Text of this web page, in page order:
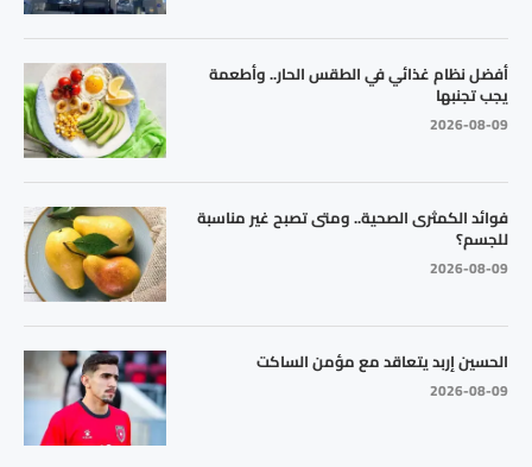
أفضل نظام غذائي في الطقس الحار.. وأطعمة
يجب تجنبها
2026-08-09
فوائد الكمثرى الصحية.. ومتى تصبح غير مناسبة
للجسم؟
2026-08-09
الحسين إربد يتعاقد مع مؤمن الساكت
2026-08-09